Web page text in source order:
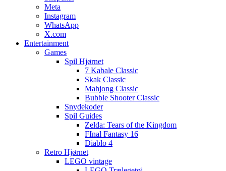
Meta
Instagram
WhatsApp
X.com
Entertainment
Games
Spil Hjørnet
7 Kabale Classic
Skak Classic
Mahjong Classic
Bubble Shooter Classic
Snydekoder
Spil Guides
Zelda: Tears of the Kingdom
FInal Fantasy 16
Diablo 4
Retro Hjørnet
LEGO vintage